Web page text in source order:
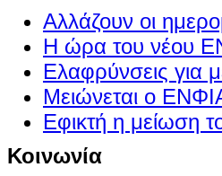
Αλλάζουν οι
Η ώρα του νέου
Ελαφρύνσεις για
Μειώνεται ο
Εφικτή η μείωση
Κοινωνία